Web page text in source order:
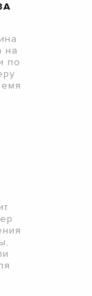
на
по